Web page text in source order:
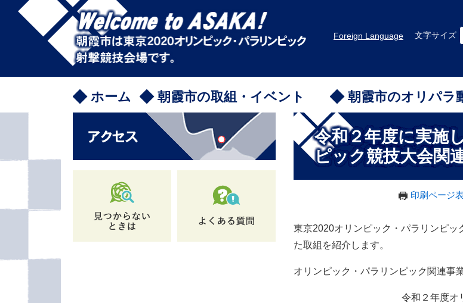
頭
飛
へ
Foreign Language 文字サイズ
ホーム 朝霞市の取組・イベント 朝霞市のオリパラ
本
令和２年度に実施
ピック競技大会関
印刷ページ
東京2020オリンピック・パラリンピ
た取組を紹介します。
オリンピック・パラリンピック関連事
令和２年度オ